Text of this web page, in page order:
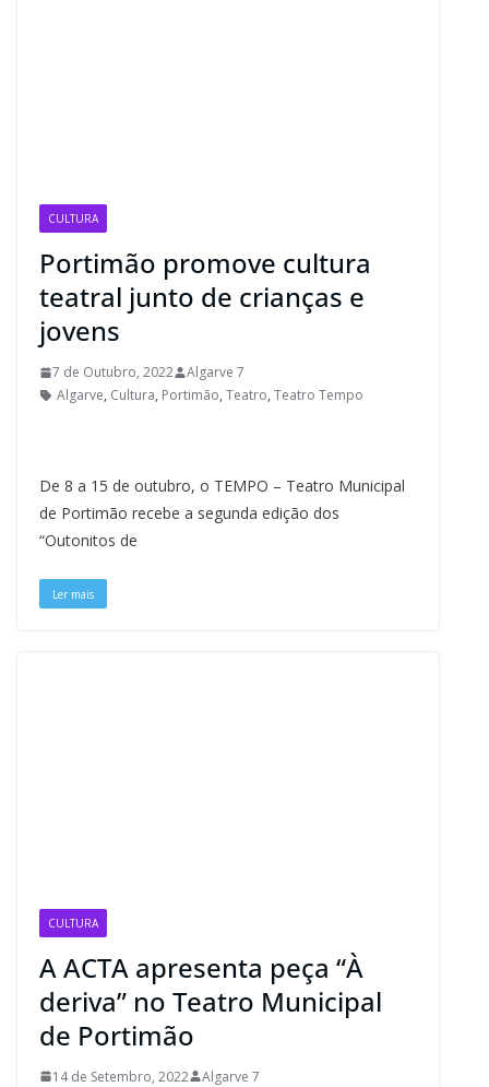
CULTURA
Portimão promove cultura
teatral junto de crianças e
jovens
7 de Outubro, 2022
Algarve 7
Algarve, Cultura, Portimão, Teatro, Teatro Tempo
De 8 a 15 de outubro, o TEMPO – Teatro Municipal
de Portimão recebe a segunda edição dos
“Outonitos de
Ler mais
CULTURA
A ACTA apresenta peça “À
deriva” no Teatro Municipal
de Portimão
14 de Setembro, 2022
Algarve 7